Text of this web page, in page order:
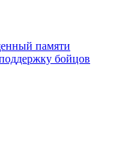
памяти
бойцов